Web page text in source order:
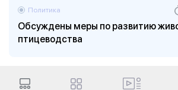
Обсуждены меры по развитию
птицеводства
Политика